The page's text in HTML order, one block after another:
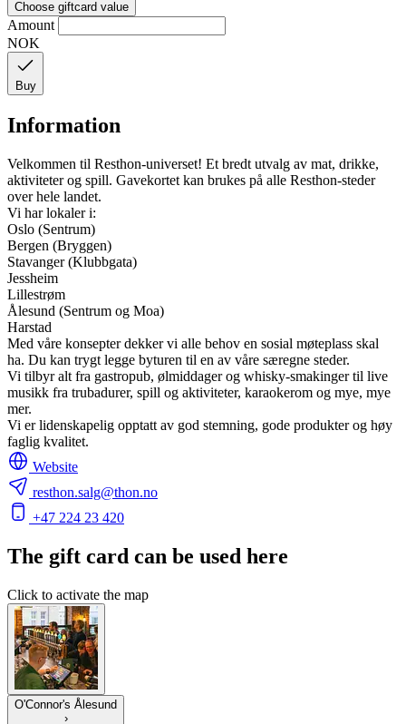
Choose giftcard value
Amount
NOK
Buy
Information
Velkommen til Resthon-universet! Et bredt utvalg av mat, drikke,
aktiviteter og spill. Gavekortet kan brukes på alle Resthon-steder
over hele landet.
Vi har lokaler i:
Oslo (Sentrum)
Bergen (Bryggen)
Stavanger (Klubbgata)
Jessheim
Lillestrøm
Ålesund (Sentrum og Moa)
Harstad
Med våre konsepter dekker vi alle behov en sosial møteplass skal
ha. Du kan trygt legge byturen til en av våre særegne steder.
Vi tilbyr alt fra gastropub, ølmiddager og whisky-smakinger til live
musikk fra trubadurer, spill og aktiviteter, karaokerom og mye, mye
mer.
Vi er lidenskapelig opptatt av god stemning, gode produkter og høy
faglig kvalitet.
Website
resthon.salg@thon.no
+47 224 23 420
The gift card can be used here
Click to activate the map
O'Connor's Ålesund
›